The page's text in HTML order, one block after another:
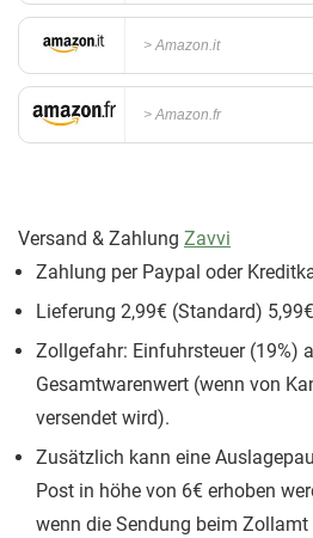
Amazon.it
Amazon.fr
Versand & Zahlung Zavvi
Zahlung per Paypal oder
Lieferung 2,99€ (Standard)
Zollgefahr: Einfuhrsteuer (19%)
Gesamtwarenwert (wenn von
versendet wird).
Zusätzlich kann eine
Post in höhe von 6€ erhoben
wenn die Sendung beim